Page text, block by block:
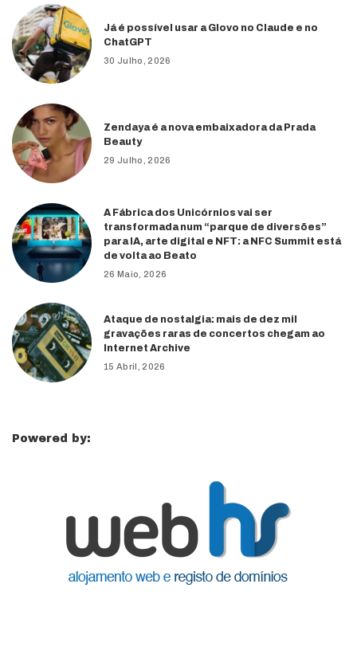
Já é possível usar a Glovo no Claude e no
ChatGPT
30 Julho, 2026
Zendaya é a nova embaixadora da Prada
Beauty
29 Julho, 2026
A Fábrica dos Unicórnios vai ser
transformada num “parque de diversões”
para IA, arte digital e NFT: a NFC Summit está
de volta ao Beato
26 Maio, 2026
Ataque de nostalgia: mais de dez mil
gravações raras de concertos chegam ao
Internet Archive
15 Abril, 2026
Powered by: